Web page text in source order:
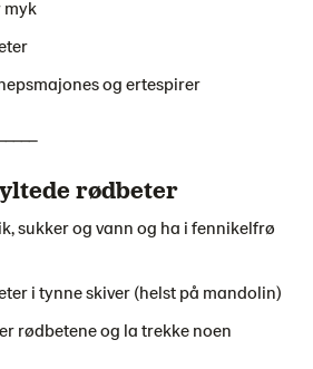
myk
og ertespirer
rødbeter
sukker og vann og ha i fennikelfrø
i tynne skiver (helst på mandolin)
rødbetene og la trekke noen